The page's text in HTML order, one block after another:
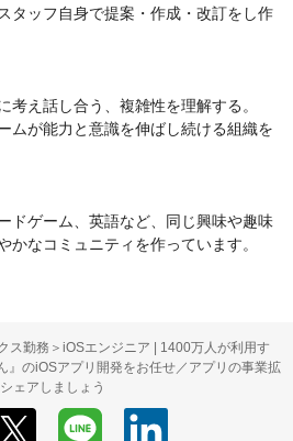
タッフ自身で提案・作成・改訂をし作
考え話し合う、複雑性を理解する。
ムが能力と意識を伸ばし続ける組織を
ドゲーム、英語など、同じ興味や趣味
かなコミュニティを作っています。
ス勤務＞iOSエンジニア | 1400万人が利用す
』のiOSアプリ開発をお任せ／アプリの事業拡
ェアしましょう